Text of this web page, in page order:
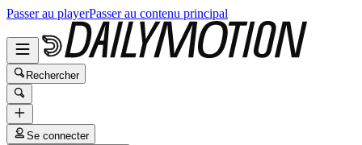
Passer au playerPasser au contenu principal
Rechercher
Se connecter